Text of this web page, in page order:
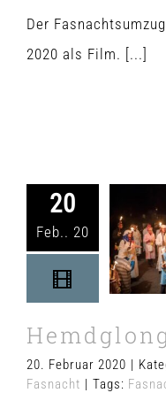
Der
2020 als Film. [...]
20
Feb.. 20
20. Februar 2020 |
Fasnacht | Tags: